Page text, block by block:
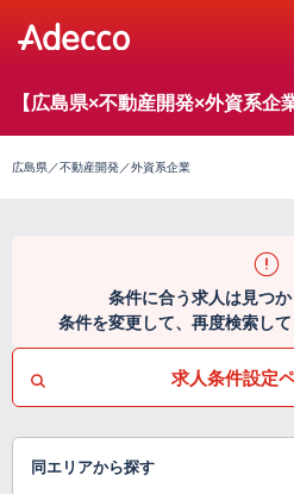
【広島県×不動産開発×外資系企
広島県／不動産開発／外資系企業
条件に合う求人は見つか
条件を変更して、再度検索し
求人条件設定
同エリアから探す